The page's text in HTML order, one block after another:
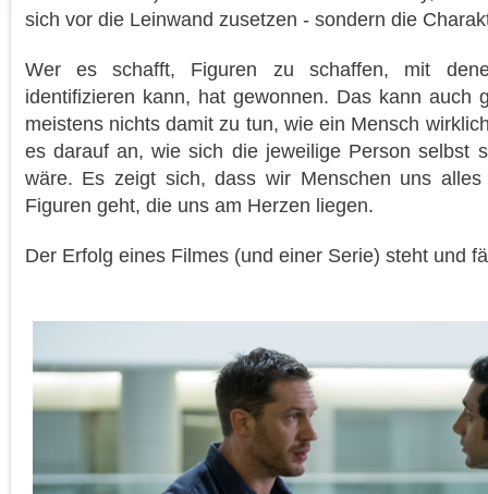
sich vor die Leinwand zusetzen - sondern die
Wer es schafft, Figuren zu schaffen, mit
identifizieren kann, hat gewonnen. Das kann auch
meistens nichts damit zu tun, wie ein Mensch
es darauf an, wie sich die jeweilige Person selbst
wäre. Es zeigt sich, dass wir Menschen uns
Figuren geht, die uns am Herzen liegen.
Der Erfolg eines Filmes (und einer Serie) steht und